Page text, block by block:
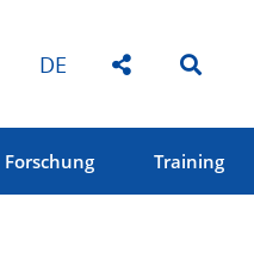
DE
Forschung Training